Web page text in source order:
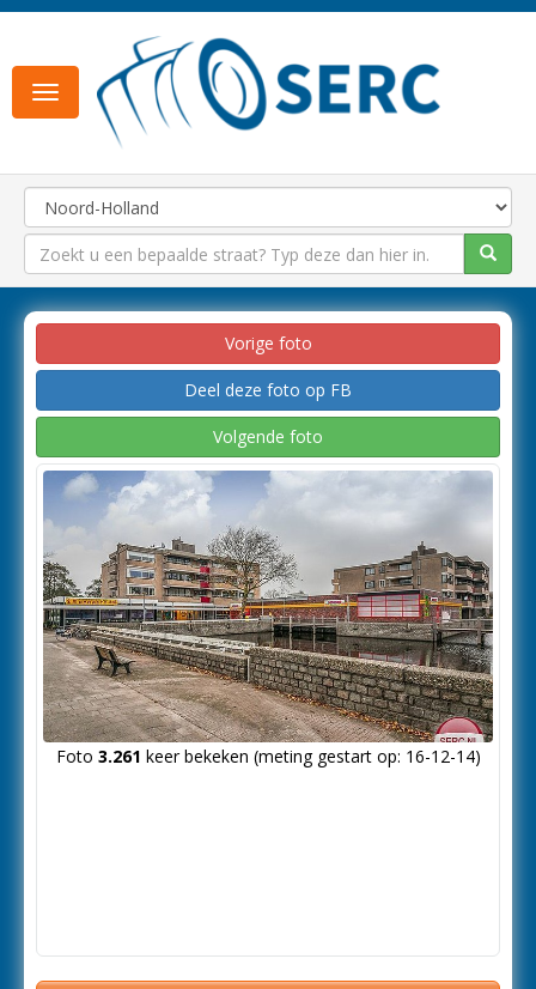
Toggle
navigation
Vorige foto
Deel deze foto op FB
Volgende foto
Foto 3.261 keer bekeken (meting gestart op: 16-12-14)